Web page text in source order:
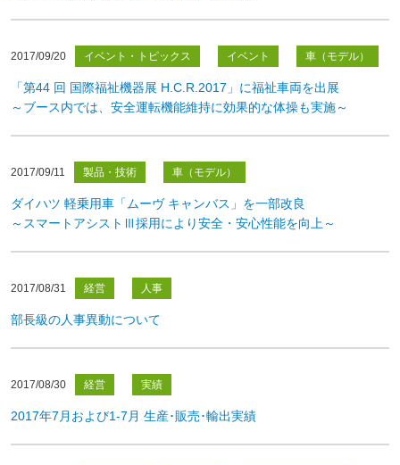
2017/09/20 イベント・トピックス イベント 車（モデル）
「第44 回 国際福祉機器展 H.C.R.2017」に福祉車両を出展
～ブース内では、安全運転機能維持に効果的な体操も実施～
2017/09/11 製品・技術 車（モデル）
ダイハツ 軽乗用車「ムーヴ キャンバス」を一部改良
～スマートアシストⅢ採用により安全・安心性能を向上～
2017/08/31 経営 人事
部長級の人事異動について
2017/08/30 経営 実績
2017年7月および1-7月 生産･販売･輸出実績